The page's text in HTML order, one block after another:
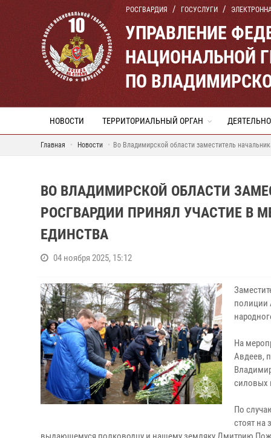
РОСГВАРДИЯ ГОСУСЛУГИ
УПРАВЛЕНИЕ
НАЦИОНАЛЬНОЙ
ПО
НОВОСТИ ТЕРРИТОРИАЛЬНЫЙ ОРГАН
Главная Новости Во Владимирской области заместитель
ВО ВЛАДИМИРСКОЙ ОБЛАСТИ
РОСГВАРДИИ ПРИНЯЛ УЧАСТИЕ В
ЕДИНСТВА
04 ноября 2025, 15:12
полиции
На
Авдеев,
силовых
По
стоят на